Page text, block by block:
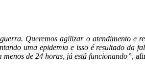
Queremos agilizar o atendimento e
uma epidemia e isso é resultado da
de 24 horas, já está funcionando”,